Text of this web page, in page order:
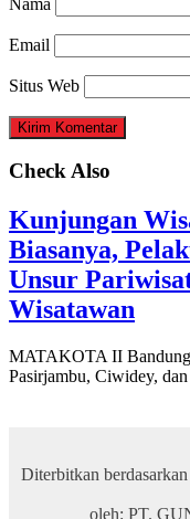
Email
Situs Web
Check Also
Kunjungan
Biasanya,
Unsur
Wisatawan
MATAKOTA II Bandung
Pasirjambu, Ciwidey,
Diterbitkan
oleh: PT.